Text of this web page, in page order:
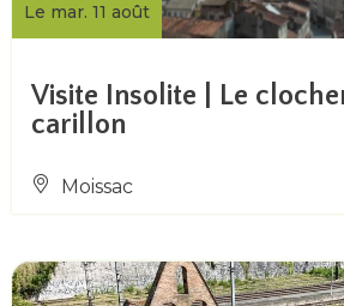
Le mar. 11 août
Visite Insolite | Le
carillon
Moissac